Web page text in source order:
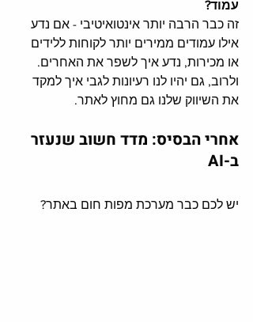
עמוד?
זה כבר הרבה יותר אינטואיטיבי - אם נדע
אילו עמודים ממירים יותר לקוחות ללידים
או מכירות, נדע איך לשפר את האחרים.
ולרוב, גם יהיו לנו רעיונות לגבי איך למקד
את השיווק שלנו גם מחוץ לאתר.
אחרי הבסיס: מדד חשוב שנעזר
ב-AI
יש לכם כבר מערכת מפות חום באתר?